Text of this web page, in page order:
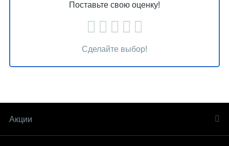
Поставьте свою оценку!
Сделайте выбор!
Акции